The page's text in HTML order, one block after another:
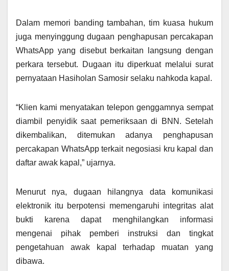
Dalam memori banding tambahan, tim kuasa hukum
juga menyinggung dugaan penghapusan percakapan
WhatsApp yang disebut berkaitan langsung dengan
perkara tersebut. Dugaan itu diperkuat melalui surat
pernyataan Hasiholan Samosir selaku nahkoda kapal.
“Klien kami menyatakan telepon genggamnya sempat
diambil penyidik saat pemeriksaan di BNN. Setelah
dikembalikan, ditemukan adanya penghapusan
percakapan WhatsApp terkait negosiasi kru kapal dan
daftar awak kapal,” ujarnya.
Menurut nya, dugaan hilangnya data komunikasi
elektronik itu berpotensi memengaruhi integritas alat
bukti karena dapat menghilangkan informasi
mengenai pihak pemberi instruksi dan tingkat
pengetahuan awak kapal terhadap muatan yang
dibawa.